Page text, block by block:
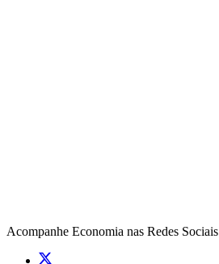
Acompanhe Economia nas Redes Sociais